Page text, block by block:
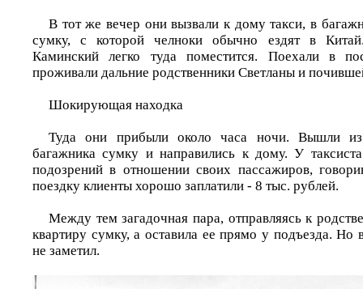
В тот же вечер они вызвали к дому такси, в
сумку, с которой челноки обычно ездят в
Каминский легко туда поместится. Поехали в
проживали дальние родственники Светланы и
Шокирующая находка
Туда они прибыли около часа ночи. Вышли
багажника сумку и направились к дому. У
подозрений в отношении своих пассажиров,
поездку клиенты хорошо заплатили - 8 тыс. рублей.
Между тем загадочная пара, отправляясь к
квартиру сумку, а оставила ее прямо у подъезда. Но
не заметил.